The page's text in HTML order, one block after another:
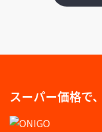
スーパー価格で